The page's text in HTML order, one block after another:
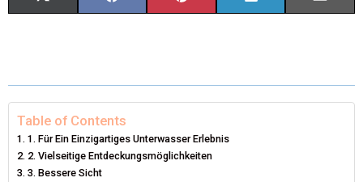
W
T
T
E
O
T
R
K I
Table of Contents
1. Für Ein Einzigartiges Unterwasser Erlebnis
2. Vielseitige Entdeckungsmöglichkeiten
3. Bessere Sicht